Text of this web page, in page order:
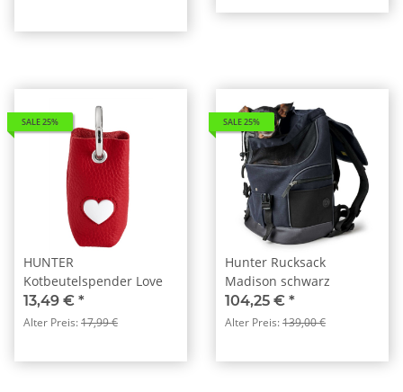
SALE 25%
HUNTER
Kotbeutelspender Love
13,49 € *
Alter Preis:17,99 €
SALE 25%
Hunter Rucksack
Madison schwarz
104,25 € *
Alter Preis:139,00 €